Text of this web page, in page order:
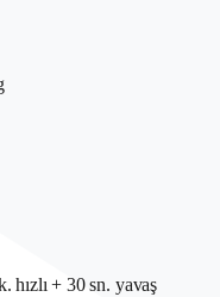
hızlı + 30 sn. yavaş